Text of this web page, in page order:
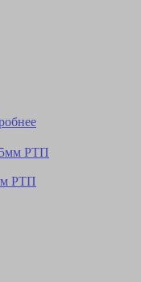
РТП